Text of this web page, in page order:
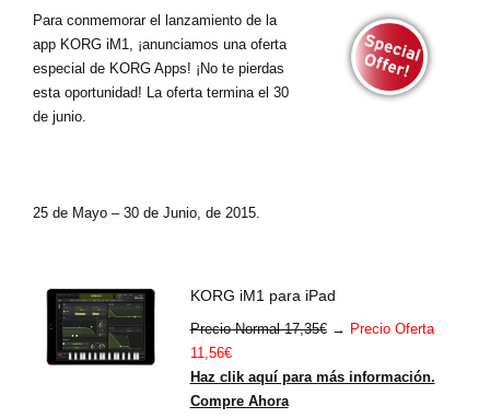
Para conmemorar el lanzamiento de la
app KORG iM1, ¡anunciamos una oferta
especial de KORG Apps! ¡No te pierdas
esta oportunidad! La oferta termina el 30
de junio.
25 de Mayo – 30 de Junio, de 2015.
KORG iM1 para iPad
Precio Normal 17,35€→ Precio Oferta
11,56€
Haz clik aquí para más información.
Compre Ahora